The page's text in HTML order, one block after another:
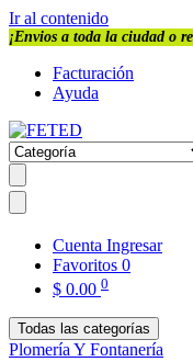
Ir al contenido
¡Envios a toda la ciudad o
Facturación
Ayuda
Cuenta Ingresar
Favoritos 0
$ 0.00 0
Todas las categorías
Plomería Y Fontanería